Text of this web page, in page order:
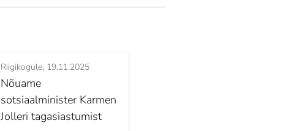
Riigikogule 19.11.2025
Nõuame
sotsiaalminister Karmen
Jolleri tagasiastumist